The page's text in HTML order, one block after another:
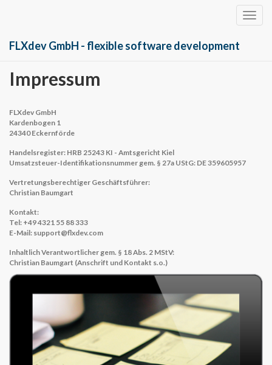
FLXdev GmbH - flexible software development
Impressum
FLXdev GmbH
Kardenbogen 1
24340 Eckernförde
Handelsregister: HRB 25243 KI - Amtsgericht Kiel
Umsatzsteuer-Identifikationsnummer gem. § 27a UStG: DE 359605957
Vertretungsberechtiger Geschäftsführer:
Christian Baumgart
Kontakt:
Tel: +49 4321 55 88 333
E-Mail: support@flxdev.com
Inhaltlich Verantwortlicher gem. § 18 Abs. 2 MStV:
Christian Baumgart (Anschrift und Kontakt s.o.)